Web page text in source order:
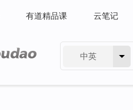
有道精品课 云笔记
中英